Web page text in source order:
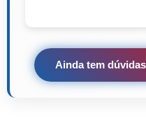
Ainda tem